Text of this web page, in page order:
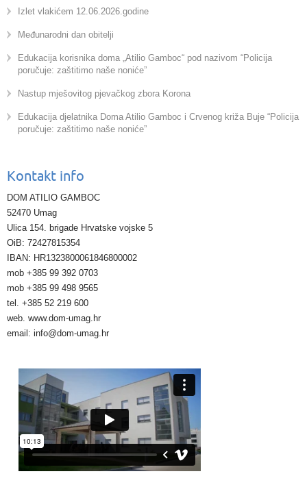
Izlet vlakićem 12.06.2026.godine
Međunarodni dan obitelji
Edukacija korisnika doma „Atilio Gamboc“ pod nazivom “Policija
poručuje: zaštitimo naše noniće”
Nastup mješovitog pjevačkog zbora Korona
Edukacija djelatnika Doma Atilio Gamboc i Crvenog križa Buje “Policija
poručuje: zaštitimo naše noniće”
Kontakt info
DOM ATILIO GAMBOC
52470 Umag
Ulica 154. brigade Hrvatske vojske 5
OiB: 72427815354
IBAN: HR1323800061846800002
mob +385 99 392 0703
mob +385 99 498 9565
tel. +385 52 219 600
web. www.dom-umag.hr
email: info@dom-umag.hr